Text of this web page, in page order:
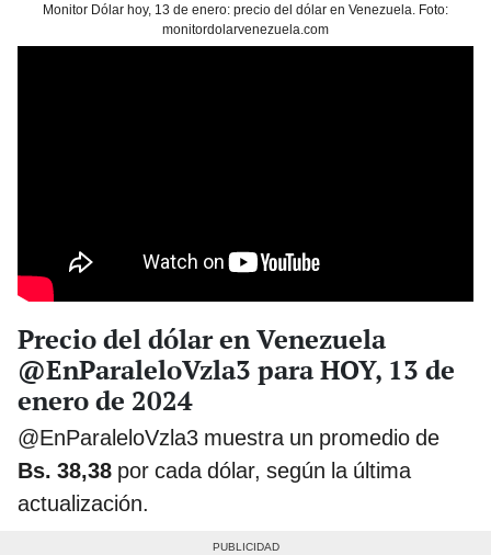
Monitor Dólar hoy, 13 de enero: precio del dólar en Venezuela. Foto:
monitordolarvenezuela.com
Precio del dólar en Venezuela
@EnParaleloVzla3 para HOY, 13 de
enero de 2024
@EnParaleloVzla3 muestra un promedio de
Bs. 38,38 por cada dólar, según la última
actualización.